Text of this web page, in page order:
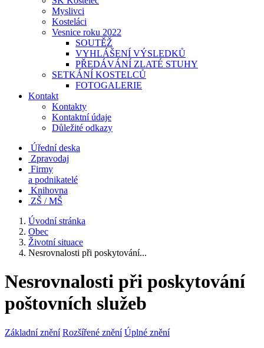
Myslivci
Kosteláci
Vesnice roku 2022
SOUTĚŽ
VYHLÁŠENÍ VÝSLEDKŮ
PŘEDÁVÁNÍ ZLATÉ STUHY
SETKÁNÍ KOSTELCŮ
FOTOGALERIE
Kontakt
Kontakty
Kontaktní údaje
Důležité odkazy
Úřední deska
Zpravodaj
Firmy
a podnikatelé
Knihovna
ZŠ / MŠ
Úvodní stránka
Obec
Životní situace
Nesrovnalosti při poskytování...
Nesrovnalosti při poskytování
poštovních služeb
Základní znění Rozšířené znění Úplné znění